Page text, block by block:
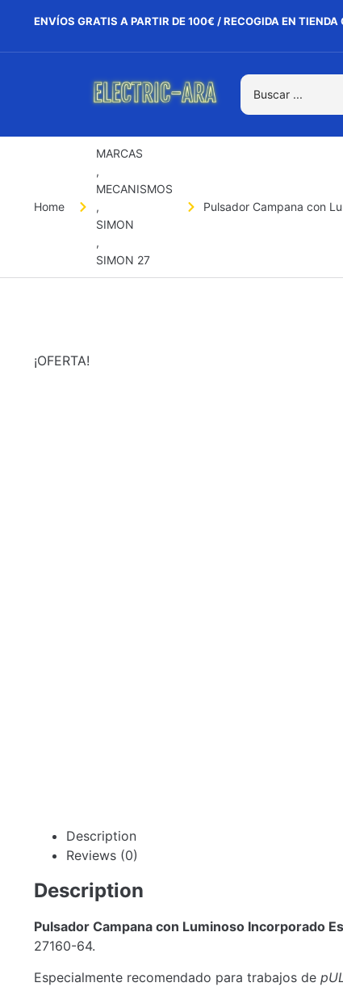
ENVÍOS GRATIS A PARTIR DE 100€ / RECOGIDA EN TIENDA
Home
MARCAS
,
MECANISMOS
,
SIMON
,
SIMON 27
Pulsador Campana con
¡OFERTA!
Description
Reviews (0)
Description
Pulsador Campana con Luminoso Incorporado
27160-64.
Especialmente recomendado para trabajos de